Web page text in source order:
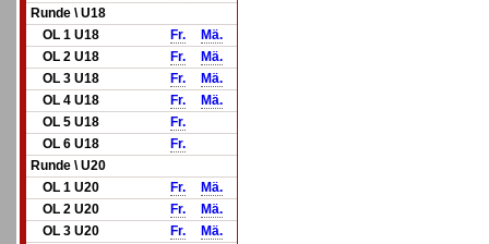
Runde \ U18
OL 1 U18
Fr.
Mä.
OL 2 U18
Fr.
Mä.
OL 3 U18
Fr.
Mä.
OL 4 U18
Fr.
Mä.
OL 5 U18
Fr.
OL 6 U18
Fr.
Runde \ U20
OL 1 U20
Fr.
Mä.
OL 2 U20
Fr.
Mä.
OL 3 U20
Fr.
Mä.